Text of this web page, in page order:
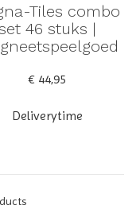
Tiles combo
46 stuks |
€ 44,95
Deliverytime